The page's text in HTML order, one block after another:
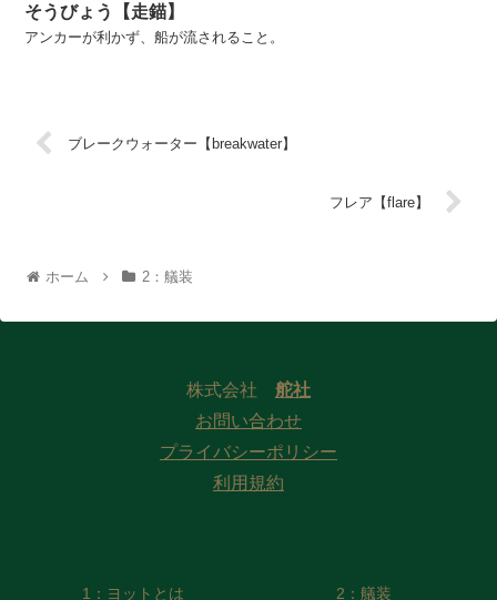
そうびょう【走錨】
アンカーが利かず、船が流されること。
ブレークウォーター【breakwater】
フレア【flare】
ホーム 2：艤装
株式会社 舵社
お問い合わせ
プライバシーポリシー
利用規約
1：ヨットとは 2：艤装